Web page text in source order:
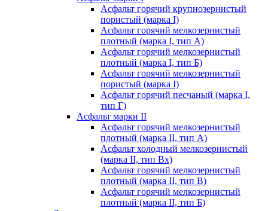
Асфальт горячий крупнозернистый
пористый (марка I)
Асфальт горячий мелкозернистый
плотный (марка I, тип А)
Асфальт горячий мелкозернистый
плотный (марка I, тип Б)
Асфальт горячий мелкозернистый
пористый (марка I)
Асфальт горячий песчаный (марка I,
тип Г)
Асфальт марки II
Асфальт горячий мелкозернистый
плотный (марка II, тип А)
Асфальт холодный мелкозернистый
(марка II, тип Вх)
Асфальт горячий мелкозернистый
плотный (марка II, тип В)
Асфальт горячий мелкозернистый
плотный (марка II, тип Б)